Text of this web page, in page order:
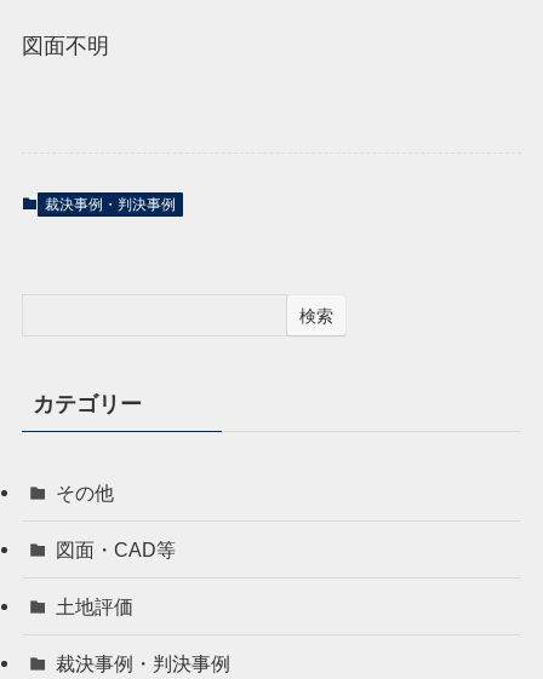
図面不明
裁決事例・判決事例
検索
カテゴリー
その他
図面・CAD等
土地評価
裁決事例・判決事例